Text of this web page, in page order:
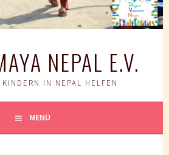
NEPAL E.V.
IN NEPAL HELFEN
MENÜ